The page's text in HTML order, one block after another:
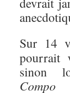
Sur 14
pourrait
sinon
Compo